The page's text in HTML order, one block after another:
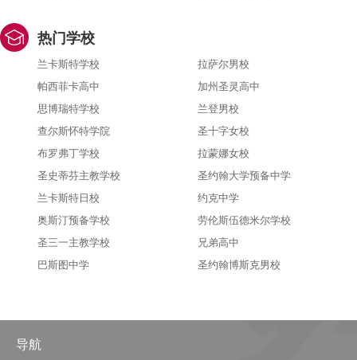
热门学校
兰卡斯特学校
拉萨尔男校
帕西菲卡高中
加州圣灵高中
思博瑞特学校
兰登男校
查尔斯怀特学院
圣十字女校
布罗弗丁学校
拉蒙娜女校
圣史蒂芬主教学校
圣约翰大学预备中学
兰卡斯特日校
约克中学
奥斯汀预备学校
劳伦斯伍德米尔学校
圣三一主教学校
兄弟高中
巴斯图中学
圣约翰博斯克男校
导航